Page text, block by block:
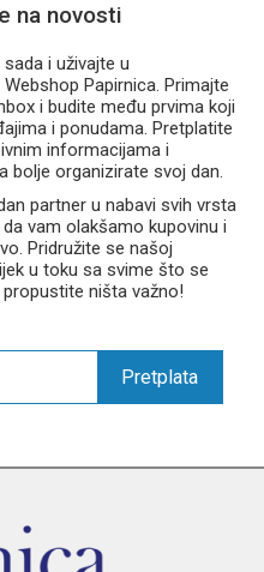
na novosti
i uživajte u
Papirnica. Primajte
i budite među prvima koji
i ponudama. Pretplatite
informacijama i
bolje organizirate svoj dan.
partner u nabavi svih vrsta
vam olakšamo kupovinu i
Pridružite se našoj
u toku sa svime što se
ništa važno!
Pretplata